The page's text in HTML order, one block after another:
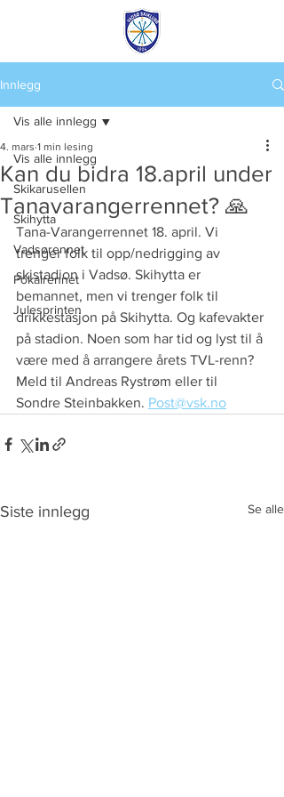
Innlegg
Vis alle innlegg
Skikarusellen
Skihytta
Vadsørennet
Pokalrennet
Julesprinten
Vis alle innlegg
Kan du bidra 18.april under
Tanavarangerrennet? 🙏
4. mars 1 min lesing
Tana-Varangerrennet 18. april. Vi
trenger folk til opp/nedrigging av
skistadion i Vadsø. Skihytta er
bemannet, men vi trenger folk til
drikkestasjon på Skihytta. Og kafevakter
på stadion. Noen som har tid og lyst til å
være med å arrangere årets TVL-renn?
Meld til Andreas Rystrøm eller til
Sondre Steinbakken. Post@vsk.no
Siste innlegg Se alle